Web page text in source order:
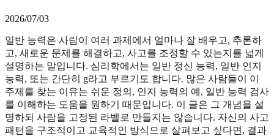
2026/07/03
일반 능력은 사람이 여러 과제에서 얼마나 잘 배우고, 추론하
고, 새로운 문제를 해결하고, 사고를 조정할 수 있는지를 넓게
설명하는 말입니다. 심리학에서는 일반 정신 능력, 일반 인지
능력, 또는 간단히 g라고 부르기도 합니다. 많은 사람들이 이
주제를 찾는 이유는 쉬운 정의, 인지 능력의 예, 일반 능력 검사
를 이해하는 도움을 원하기 때문입니다. 이 글은 그 개념을 설
명하되 사람을 고정된 라벨로 만들지는 않습니다. 자신의 사고
패턴을 구조적이고 교육적인 방식으로 살펴보고 싶다면, 결과